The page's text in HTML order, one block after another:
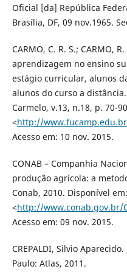
Oficial [da] República
Brasília, DF, 09 nov.1965.
CARMO, C. R. S.; CARMO,
aprendizagem no ensino
estágio curricular, alunos
alunos do curso a
Carmelo, v.13, n.18, p. 70-
<http://
Acesso em: 10 nov. 2015.
CONAB – Companhia
produção agrícola: a
Conab, 2010. Disponível em:
<http://www.conab.gov.br/
Acesso em: 09 nov. 2015.
CREPALDI, Silvio
Paulo: Atlas, 2011.